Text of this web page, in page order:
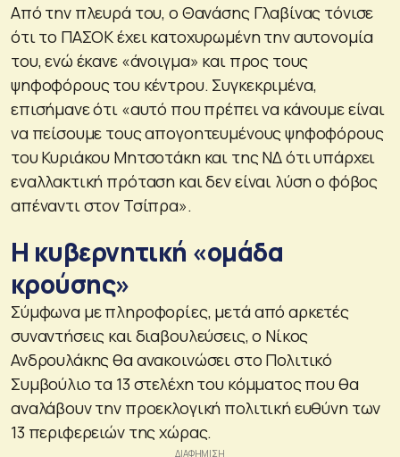
Από την πλευρά του, ο Θανάσης Γλαβίνας τόνισε
ότι το ΠΑΣΟΚ έχει κατοχυρωμένη την αυτονομία
του, ενώ έκανε «άνοιγμα» και προς τους
ψηφοφόρους του κέντρου. Συγκεκριμένα,
επισήμανε ότι «αυτό που πρέπει να κάνουμε είναι
να πείσουμε τους απογοητευμένους ψηφοφόρους
του Κυριάκου Μητσοτάκη και της ΝΔ ότι υπάρχει
εναλλακτική πρόταση και δεν είναι λύση ο φόβος
απέναντι στον Τσίπρα».
Η κυβερνητική «ομάδα
κρούσης»
Σύμφωνα με πληροφορίες, μετά από αρκετές
συναντήσεις και διαβουλεύσεις, ο Νίκος
Ανδρουλάκης θα ανακοινώσει στο Πολιτικό
Συμβούλιο τα 13 στελέχη του κόμματος που θα
αναλάβουν την προεκλογική πολιτική ευθύνη των
13 περιφερειών της χώρας.